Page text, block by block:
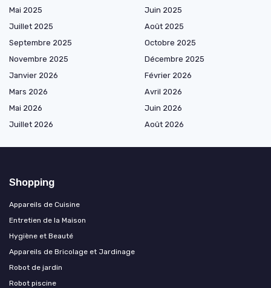
Mai 2025
Juin 2025
Juillet 2025
Août 2025
Septembre 2025
Octobre 2025
Novembre 2025
Décembre 2025
Janvier 2026
Février 2026
Mars 2026
Avril 2026
Mai 2026
Juin 2026
Juillet 2026
Août 2026
Shopping
Appareils de Cuisine
Entretien de la Maison
Hygiène et Beauté
Appareils de Bricolage et Jardinage
Robot de jardin
Robot piscine